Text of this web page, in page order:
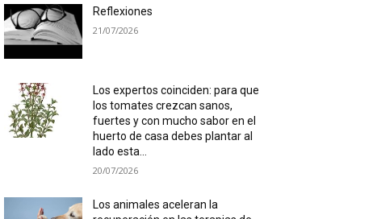
Reflexiones
21/07/2026
Los expertos coinciden: para que
los tomates crezcan sanos,
fuertes y con mucho sabor en el
huerto de casa debes plantar al
lado esta...
20/07/2026
Los animales aceleran la